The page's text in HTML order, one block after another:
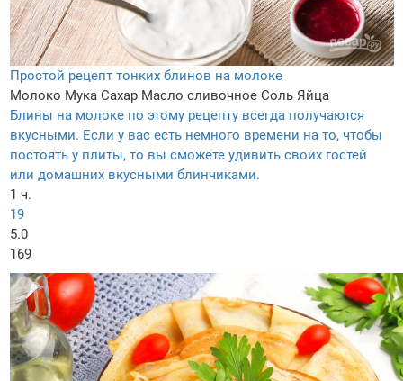
Простой рецепт тонких блинов на молоке
Молоко Мука Сахар Масло сливочное Соль Яйца
Блины на молоке по этому рецепту всегда получаются
вкусными. Если у вас есть немного времени на то, чтобы
постоять у плиты, то вы сможете удивить своих гостей
или домашних вкусными блинчиками.
1 ч.
19
5.0
169